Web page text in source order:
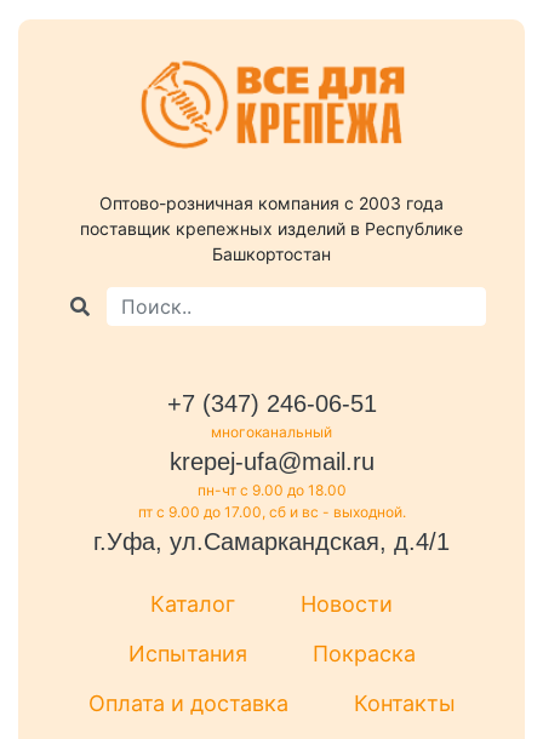
Оптово-розничная компания c 2003 года
поставщик крепежных изделий в Республике
Башкортостан
+7 (347) 246-06-51
многоканальный
krepej-ufa@mail.ru
пн-чт с 9.00 до 18.00
пт с 9.00 до 17.00, сб и вс - выходной.
г.Уфа, ул.Самаркандская, д.4/1
Каталог
Новости
Испытания
Покраска
Оплата и доставка
Контакты